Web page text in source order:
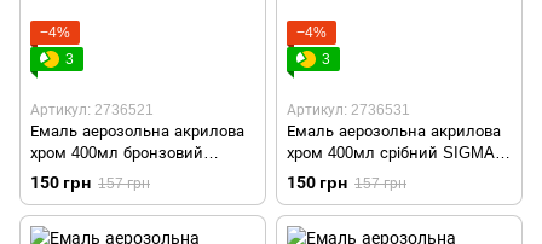
−4%
3
Артикул: 2736521
Емаль аерозольна акрилова
хром 400мл бронзовий
SIGMA (2736521)
150 грн 157 грн
−4%
3
Артикул: 2736531
Емаль аерозольна акрилова
хром 400мл срібний SIGMA
(2736531)
150 грн 157 грн